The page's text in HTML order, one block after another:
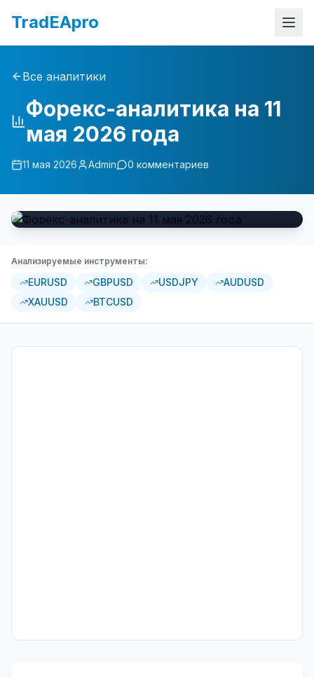
TradEApro
Все аналитики
Форекс-аналитика на 11
мая 2026 года
11 мая 2026 Admin 0 комментариев
Анализируемые инструменты:
EURUSD GBPUSD USDJPY
AUDUSD
XAUUSD
BTCUSD